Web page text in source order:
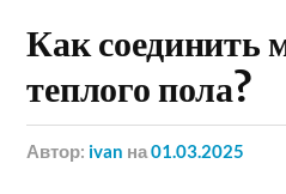
Как соединить
теплого пола?
Автор: ivan на01.03.2025